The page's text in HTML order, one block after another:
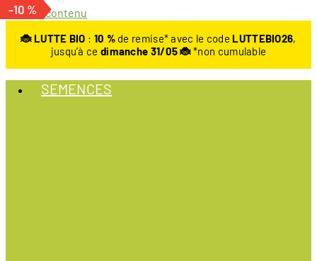
Aller au contenu
🐞 LUTTE BIO : 10 %de remise* avec le code LUTTEBIO26,
jusqu’à ce dimanche 31/05 🐞*non cumulable
SEMENCES
-10 %
-14 %
-10 %